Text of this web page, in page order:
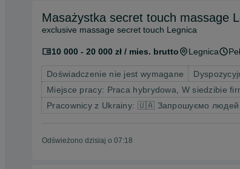
Masażystka secret touch massage
exclusive massage secret touch Legnica
10 000 - 20 000 zł / mies. brutto Legnica
Doświadczenie nie jest wymagane
Miejsce pracy: Praca hybrydowa, W siedzibie
Pracownicy z Ukrainy: 🇺🇦 Запрошуємо людей
Odświeżono dzisiaj o 07:18